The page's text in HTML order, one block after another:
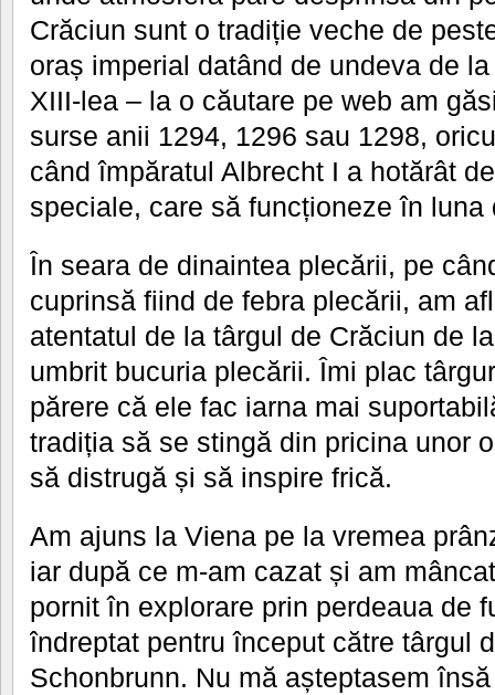
Crăciun sunt o tradiție veche de
oraș imperial datând de undeva de
XIII-lea – la o căutare pe web am
surse anii 1294, 1296 sau 1298,
când împăratul Albrecht I a hotărât
speciale, care să funcționeze în luna
În seara de dinaintea plecării, pe
cuprinsă fiind de febra plecării, am
atentatul de la târgul de Crăciun de
umbrit bucuria plecării. Îmi plac
părere că ele fac iarna mai
tradiția să se stingă din pricina unor
să distrugă și să inspire frică.
Am ajuns la Viena pe la vremea
iar după ce m-am cazat și am
pornit în explorare prin perdeaua de
îndreptat pentru început către târgul
Schonbrunn. Nu mă așteptasem